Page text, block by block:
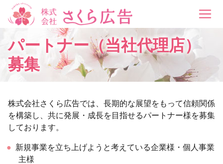
パートナー（当社代理店）
募集
株式会社さくら広告では、長期的な展望をもって信頼関係
を構築し、共に発展・成長を目指せるパートナー様を募集
しております。
新規事業を立ち上げようと考えている企業様・個人事業
主様